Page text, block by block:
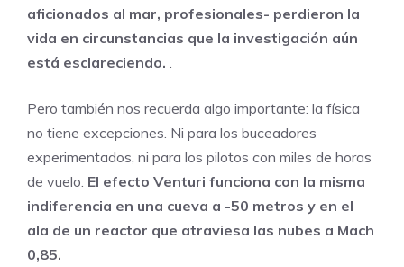
aficionados al mar, profesionales- perdieron la
vida en circunstancias que la investigación aún
está esclareciendo. .
Pero también nos recuerda algo importante: la física
no tiene excepciones. Ni para los buceadores
experimentados, ni para los pilotos con miles de horas
de vuelo. El efecto Venturi funciona con la misma
indiferencia en una cueva a -50 metros y en el
ala de un reactor que atraviesa las nubes a Mach
0,85.